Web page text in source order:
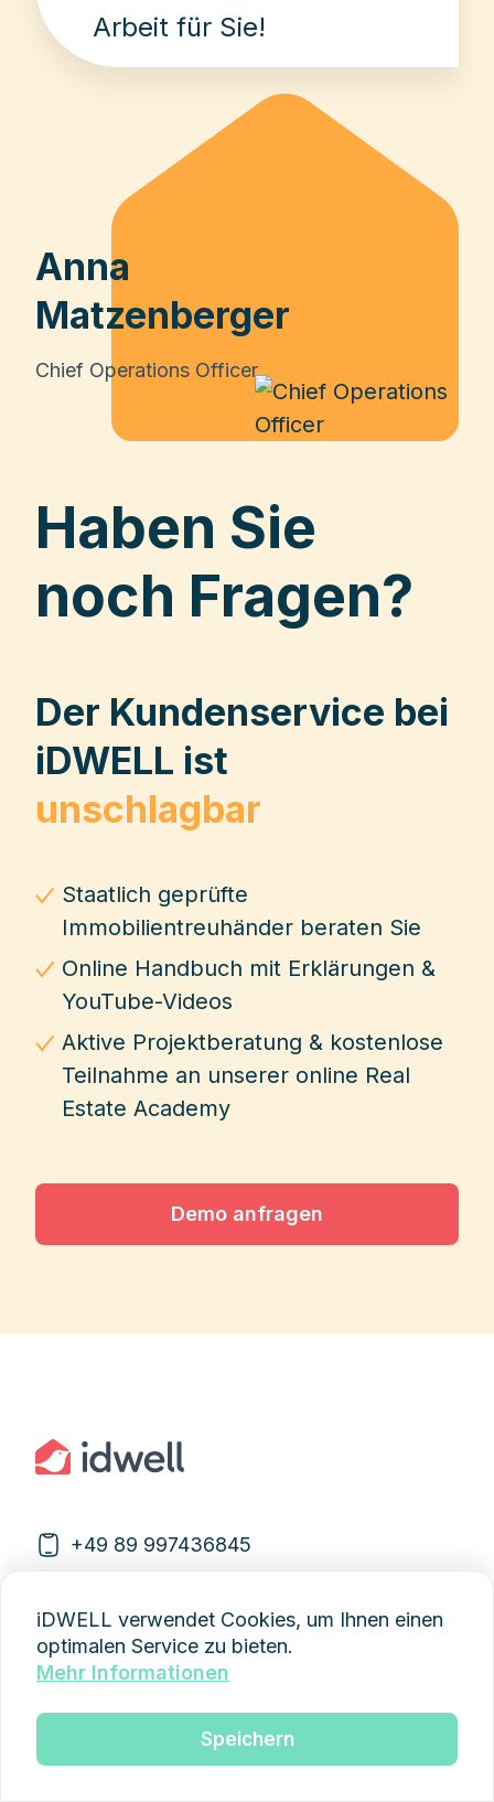
Arbeit für Sie!
Anna
Matzenberger
Chief Operations Officer
Haben Sie
noch Fragen?
Der Kundenservice bei
iDWELL ist
unschlagbar
Staatlich geprüfte
Immobilientreuhänder beraten Sie
Online Handbuch mit Erklärungen &
YouTube-Videos
Aktive Projektberatung & kostenlose
Teilnahme an unserer online Real
Estate Academy
Demo anfragen
+49 89 997436845
iDWELL verwendet Cookies, um Ihnen einen
optimalen Service zu bieten.
Mehr Informationen
Speichern